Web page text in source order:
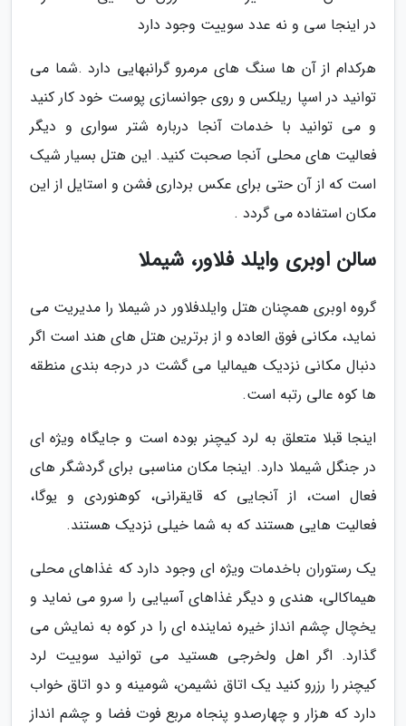
در اینجا سی و نه عدد سوییت وجود دارد
هرکدام از آن ها سنگ های مرمرو گرانبهایی دارد .شما می
توانید در اسپا ریلکس و روی جوانسازی پوست خود کار کنید
و می توانید با خدمات آنجا درباره شتر سواری و دیگر
فعالیت های محلی آنجا صحبت کنید. این هتل بسیار شیک
است که از آن حتی برای عکس برداری فشن و استایل از این
مکان استفاده می گردد .
سالن اوبری وایلد فلاور، شیملا
گروه اوبری همچنان هتل وایلدفلاور در شیملا را مدیریت می
نماید، مکانی فوق العاده و از برترین هتل های هند است اگر
دنبال مکانی نزدیک هیمالیا می گشت در درجه بندی منطقه
ها کوه عالی رتبه است.
اینجا قبلا متعلق به لرد کیچنر بوده است و جایگاه ویژه ای
در جنگل شیملا دارد. اینجا مکان مناسبی برای گردشگر های
فعال است، از آنجایی که قایقرانی، کوهنوردی و یوگا،
فعالیت هایی هستند که به شما خیلی نزدیک هستند.
یک رستوران باخدمات ویژه ای وجود دارد که غذاهای محلی
هیماکالی، هندی و دیگر غذاهای آسیایی را سرو می نماید و
یخچال چشم انداز خیره نماینده ای را در کوه به نمایش می
گذارد. اگر اهل ولخرجی هستید می توانید سوییت لرد
کیچنر را رزرو کنید یک اتاق نشیمن، شومینه و دو اتاق خواب
دارد که هزار و چهارصدو پنجاه مربع فوت فضا و چشم انداز